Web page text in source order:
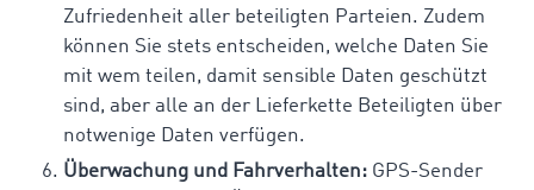
Zufriedenheit aller beteiligten Parteien. Zudem
können Sie stets entscheiden, welche Daten Sie
mit wem teilen, damit sensible Daten geschützt
sind, aber alle an der Lieferkette Beteiligten über
notwenige Daten verfügen.
Überwachung und Fahrverhalten: GPS-Sender